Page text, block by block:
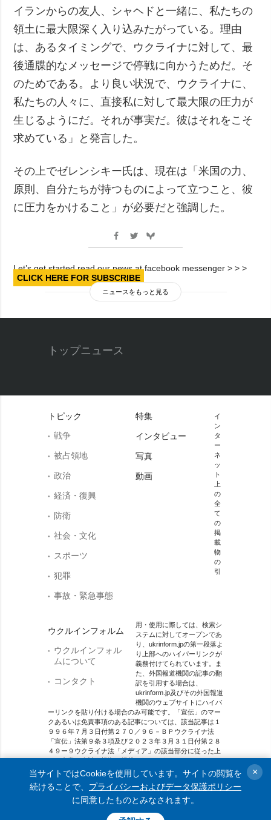
イランからの友人、シャヘドと一緒に、私たちの
領土に最大限深く入り込みたがっている。理由
は、あるタイミングで、ウクライナに対して、最
後通牒的なメッセージで停戦に向かうためだ。そ
のためである。より良い状況で、ウクライナに、
私たちの人々に、直接私に対して最大限の圧力が
生じるようにだ。それが事実だ。彼はそれをこそ
求めている」と発言した。
その上でゼレンシキー氏は、現在は「米国の力、
原則、自分たちが持つものによって立つこと、彼
に圧力をかけること」が必要だと強調した。
Let’s get started read our news at facebook messenger > > >
CLICK HERE FOR SUBSCRIBE
ニュースをもっと見る
トップニュース
トピック
戦争
被占領地
政治
経済・復興
防衛
社会・文化
スポーツ
犯罪
事故・緊急事態
ウクルインフォルム
ウクルインフォル
ムについて
コンタクト
特集
インタビュー
写真
動画
イ
ン
タ
ー
ネ
ッ
ト
上
の
全
て
の
掲
載
物
の
引
用・使用に際しては、検索シ
ステムに対してオープンであ
り、ukrinform.jpの第一段落よ
り上部へのハイパーリンクが
義務付けてられています。ま
た、外国報道機関の記事の翻
訳を引用する場合は、
ukrinform.jp及びその外国報道
機関のウェブサイトにハイパ
ーリンクを貼り付ける場合のみ可能です。「宣伝」のマー
クあるいは免責事項のある記事については、該当記事は１
９９６年７月３日付第２７０／９６－ＢＰウクライナ法
「宣伝」法第９条３項及び２０２３年３月３１日付第２８
４９ー９ウクライナ法「メディア」の該当部分に従った上
で、合意／会計を根拠に掲載されています。
オンラインメディア主体 メディア識別番号：R40-01421.
© 2015-2026 Ukrinform. All rights reserved.
当サイトではCookieを使用しています。サイトの閲覧を
続けることで、 プライバシーおよびデータ保護ポリシー
に同意したものとみなされます。
×